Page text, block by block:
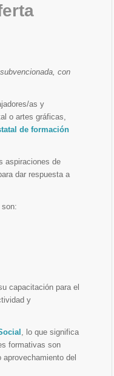
con
as y
o artes gráficas,
de formación
aspiraciones de
dar respuesta a
capacitación para el
y
, lo que significa
formativas son
del